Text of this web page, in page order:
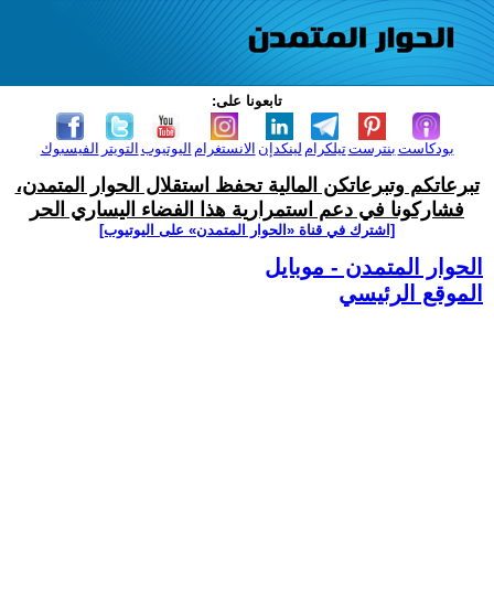
تابعونا على:
الفيسبوك التويتر اليوتيوب الانستغرام لينكدإن تيلكرامبنترست بودكاست
تبرعاتكم وتبرعاتكن المالية تحفظ استقلال الحوار المتمدن،
فشاركونا في دعم استمرارية هذا الفضاء اليساري الحر
[اشترك في قناة ‫«الحوار المتمدن» على اليوتيوب]
الحوار المتمدن - موبايل
الموقع الرئيسي